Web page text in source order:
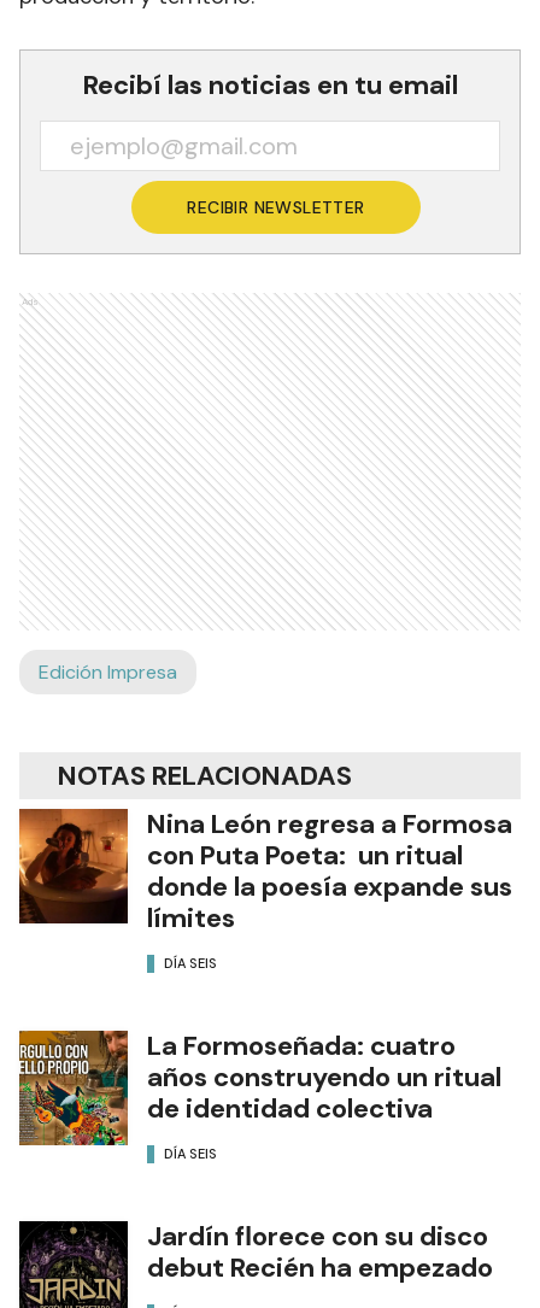
Recibí las noticias en tu email
RECIBIR NEWSLETTER
Ads
Edición Impresa
NOTAS RELACIONADAS
Nina León regresa a Formosa
con Puta Poeta: un ritual
donde la poesía expande sus
límites
DÍA SEIS
La Formoseñada: cuatro
años construyendo un ritual
de identidad colectiva
DÍA SEIS
Jardín florece con su disco
debut Recién ha empezado